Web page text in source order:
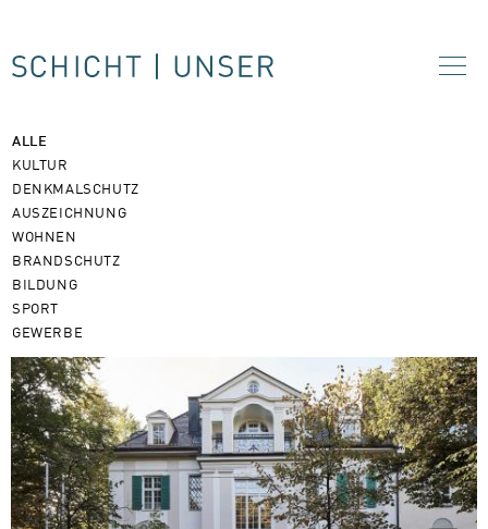
ALLE
KULTUR
DENKMALSCHUTZ
AUSZEICHNUNG
WOHNEN
BRANDSCHUTZ
BILDUNG
SPORT
GEWERBE